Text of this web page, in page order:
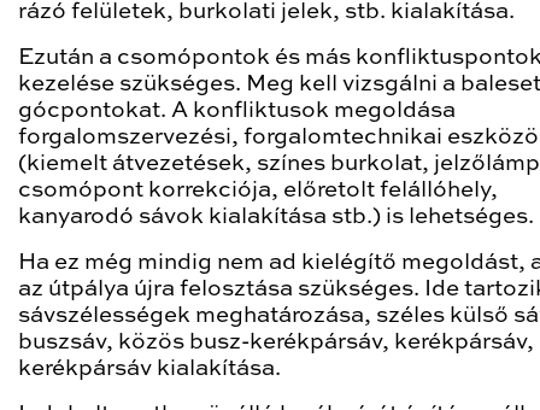
rázó felületek, burkolati jelek, stb. kialakítása.
Ezután a csomópontok és más
kezelése szükséges. Meg kell vizsgálni a
gócpontokat. A konfliktusok megoldása
forgalomszervezési, forgalomtechnikai
(kiemelt átvezetések, színes burkolat,
csomópont korrekciója, előretolt felállóhely,
kanyarodó sávok kialakítása stb.) is lehetséges.
Ha ez még mindig nem ad kielégítő megoldást,
az útpálya újra felosztása szükséges. Ide
sávszélességek meghatározása, széles külső
buszsáv, közös busz-kerékpársáv,
kerékpársáv kialakítása.